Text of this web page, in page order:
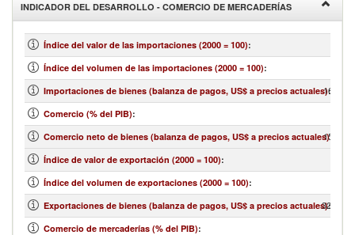
INDICADOR DEL DESARROLLO - COMERCIO DE MERCADERÍAS
Índice del valor de las importaciones (2000 = 100):
Índice del volumen de las importaciones (2000 = 100):
Importaciones de bienes (balanza de pagos, US$ a precios actuales):
Comercio (% del PIB):
Comercio neto de bienes (balanza de pagos, US$ a precios actuales):
Índice de valor de exportación (2000 = 100):
Índice del volumen de exportaciones (2000 = 100):
Exportaciones de bienes (balanza de pagos, US$ a precios actuales):
Comercio de mercaderías (% del PIB):